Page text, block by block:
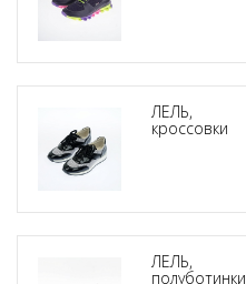
ЛЕЛЬ,
кроссовки
ЛЕЛЬ,
полуботинки